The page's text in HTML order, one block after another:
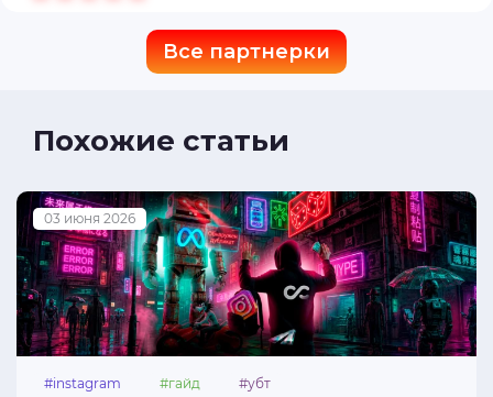
Все партнерки
Похожие статьи
03 июня 2026
#instagram #гайд #убт